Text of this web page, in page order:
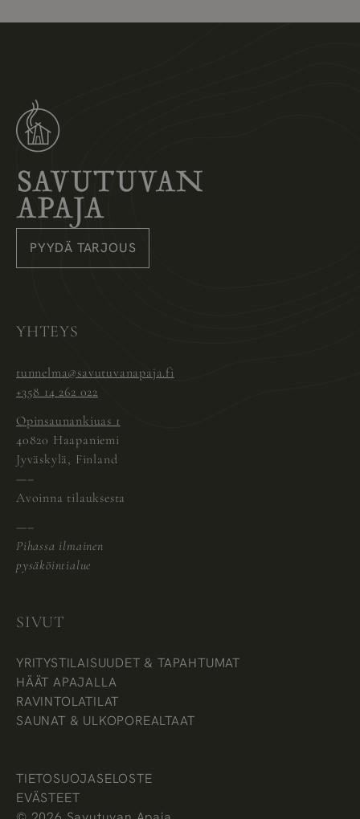
PYYDÄ TARJOUS
YHTEYS
tunnelma@savutuvanapaja.fi
+358 14 262 022
Opinsaunankiuas 1
40820 Haapaniemi
Jyväskylä, Finland
—–
Avoinna tilauksesta
—–
Pihassa ilmainen
pysäköintialue
SIVUT
YRITYSTILAISUUDET & TAPAHTUMAT
HÄÄT APAJALLA
RAVINTOLATILAT
SAUNAT & ULKOPOREALTAAT
TIETOSUOJASELOSTE
EVÄSTEET